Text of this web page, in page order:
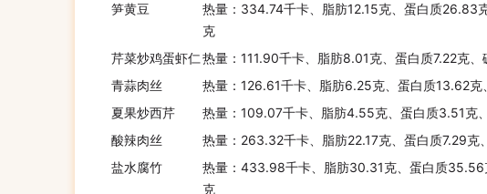
笋黄豆
热量：334.74千卡、脂肪12.15克、蛋白质26.83
克
芹菜炒鸡蛋虾仁热量：111.90千卡、脂肪8.01克、蛋白质7.22克
青蒜肉丝
热量：126.61千卡、脂肪6.25克、蛋白质13.62克
夏果炒西芹
热量：109.07千卡、脂肪4.55克、蛋白质3.51克
酸辣肉丝
热量：263.32千卡、脂肪22.17克、蛋白质7.29克
盐水腐竹
热量：433.98千卡、脂肪30.31克、蛋白质
克